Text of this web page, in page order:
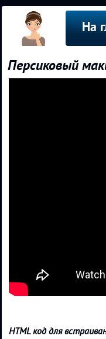
На
Персиковый
HTML код для